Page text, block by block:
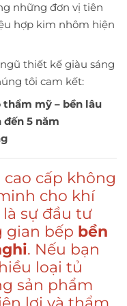
những đơn vị tiên
hợp kim nhôm hiện
thiết kế giàu sáng
tôi cam kết:
mỹ – bền lâu
đến 5 năm
cấp không
cho khí
sự đầu tư
gian bếp bền
. Nếu bạn
loại tủ
sản phẩm